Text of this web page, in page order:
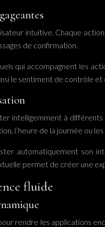
intuitive. Chaque
de confirmation.
qui accompagnent les
le sentiment de contrôle et
intelligemment à
l’heure de la journée ou
automatiquement son
permet de créer une
fluide
rendre les applications